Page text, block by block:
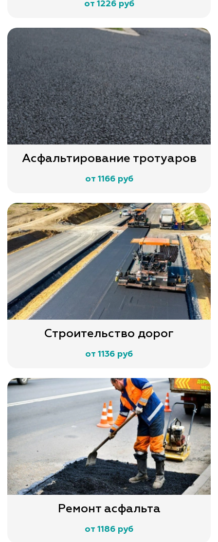
от 1226 руб
Асфальтирование тротуаров
от 1166 руб
Строительство дорог
от 1136 руб
Ремонт асфальта
от 1186 руб